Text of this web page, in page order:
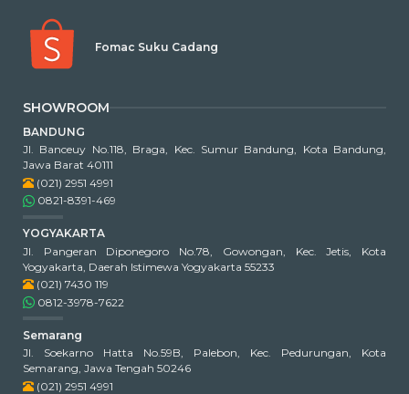
Fomac Suku Cadang
SHOWROOM
BANDUNG
Jl. Banceuy No.118, Braga, Kec. Sumur Bandung, Kota Bandung,
Jawa Barat 40111
(021) 2951 4991
0821-8391-469
YOGYAKARTA
Jl. Pangeran Diponegoro No.78, Gowongan, Kec. Jetis, Kota
Yogyakarta, Daerah Istimewa Yogyakarta 55233
(021) 7430 119
0812-3978-7622
Semarang
Jl. Soekarno Hatta No.59B, Palebon, Kec. Pedurungan, Kota
Semarang, Jawa Tengah 50246
(021) 2951 4991